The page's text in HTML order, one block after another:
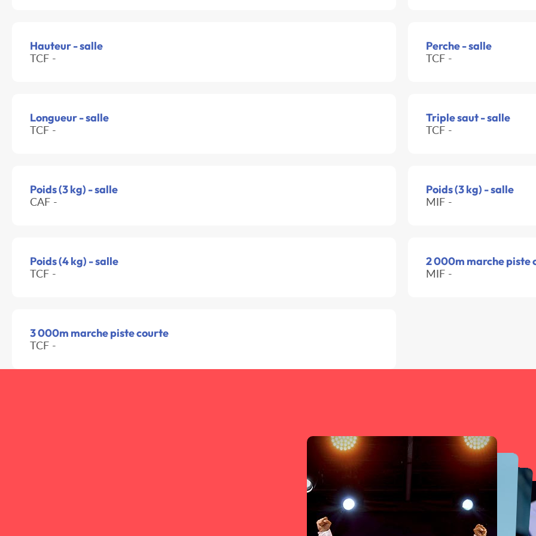
Hauteur - salle
TCF -
Perche - salle
TCF -
Longueur - salle
TCF -
Triple saut - salle
TCF -
Poids (3 kg) - salle
CAF -
Poids (3 kg) - salle
MIF -
Poids (4 kg) - salle
TCF -
2 000m marche piste
MIF -
3 000m marche piste courte
TCF -